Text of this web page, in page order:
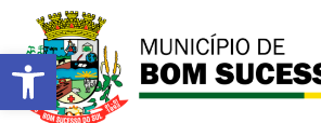
Barra de